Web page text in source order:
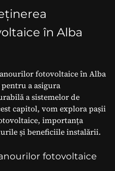
în Alba
fotovoltaice în Alba
a asigura
a sistemelor de
capitol, vom explora pașii
importanța
și beneficiile instalării.
fotovoltaice